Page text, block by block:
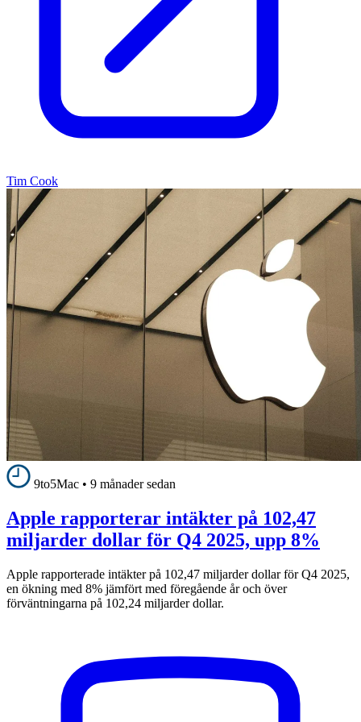
Tim Cook
9to5Mac • 9 månader sedan
Apple rapporterar intäkter på 102,47
miljarder dollar för Q4 2025, upp 8%
Apple rapporterade intäkter på 102,47 miljarder dollar för Q4 2025,
en ökning med 8% jämfört med föregående år och över
förväntningarna på 102,24 miljarder dollar.